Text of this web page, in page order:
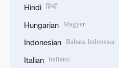
Hindi हिन्दी
Hungarian Magyar
Indonesian Bahasa Indonesia
Italian Italiano